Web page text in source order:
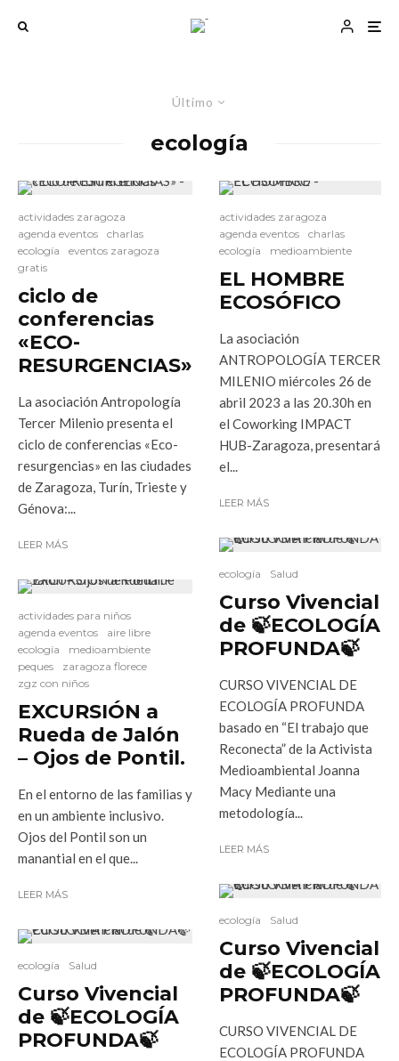
Último
ecología
actividades zaragoza
agenda eventos
charlas
ecología
eventos zaragoza
gratis
ciclo de
conferencias
«ECO-
RESURGENCIAS»
L a asociación Antropología
Tercer Milenio presenta el
ciclo de conferencias «Eco-
resurgencias» en las ciudades
de Zaragoza, Turín, Trieste y
Génova:...
LEER MÁS
actividades para niños
agenda eventos
aire libre
ecología
medioambiente
peques
zaragoza florece
zgz con niños
EXCURSIÓN a
Rueda de Jalón
– Ojos de Pontil.
En el entorno de las familias y
en un ambiente inclusivo.
Ojos del Pontil son un
manantial en el que...
LEER MÁS
ecología Salud
Curso Vivencial
de 🍃ECOLOGÍA
PROFUNDA🍃
actividades zaragoza
agenda eventos
charlas
ecología
medioambiente
EL HOMBRE
ECOSÓFICO
La asociación
ANTROPOLOGÍA TERCER
MILENIO miércoles 26 de
abril 2023 a las 20.30h en
el Coworking IMPACT
HUB-Zaragoza, presentará
el...
LEER MÁS
ecología Salud
Curso Vivencial
de 🍃ECOLOGÍA
PROFUNDA🍃
CURSO VIVENCIAL DE
ECOLOGÍA PROFUNDA
basado en “El trabajo que
Reconecta” de la Activista
Medioambiental Joanna
Macy Mediante una
metodología...
LEER MÁS
ecología Salud
Curso Vivencial
de 🍃ECOLOGÍA
PROFUNDA🍃
CURSO VIVENCIAL DE
ECOLOGÍA PROFUNDA